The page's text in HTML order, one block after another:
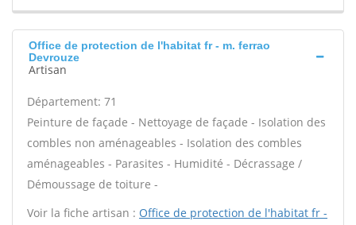
Office de protection de l'habitat fr - m. ferrao
Devrouze
Artisan
Département: 71
Peinture de façade - Nettoyage de façade - Isolation des
combles non aménageables - Isolation des combles
aménageables - Parasites - Humidité - Décrassage /
Démoussage de toiture -
Voir la fiche artisan : Office de protection de l'habitat fr -